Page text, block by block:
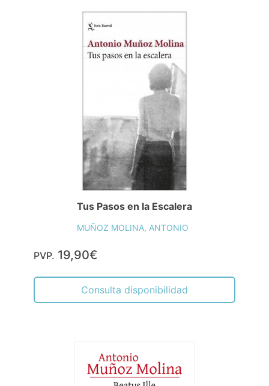
Tus Pasos en la Escalera
MUÑOZ MOLINA, ANTONIO
PVP. 19,90€
Consulta disponibilidad